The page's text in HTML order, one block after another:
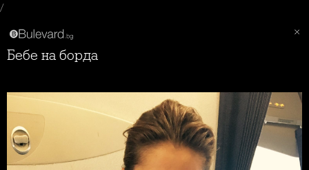
/
Бебе на борда